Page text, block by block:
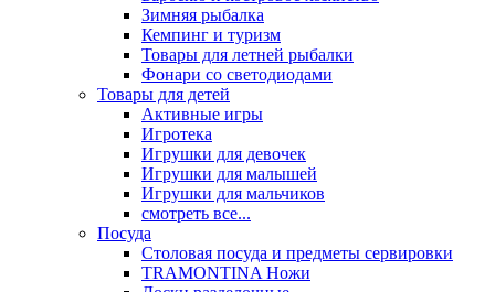
Зимняя рыбалка
Кемпинг и туризм
Товары для летней рыбалки
Фонари со светодиодами
Товары для детей
Активные игры
Игротека
Игрушки для девочек
Игрушки для малышей
Игрушки для мальчиков
смотреть все...
Посуда
Столовая посуда и предметы сервировки
TRAMONTINA Ножи